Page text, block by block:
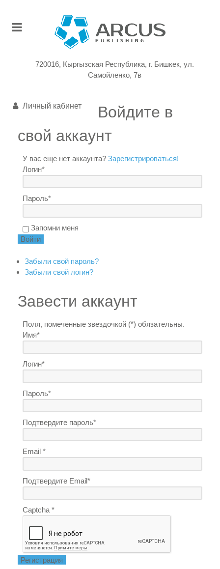
720016, Кыргызская Республика, г. Бишкек, ул.
Самойленко, 7в
Личный кабинет
Войдите в
свой аккаунт
У вас еще нет аккаунта?Зарегистрироваться!
Логин*
Пароль*
Запомни меня
Забыли свой пароль?
Забыли свой логин?
Завести аккаунт
Поля, помеченные звездочкой (*) обязательны.
Имя*
Логин*
Пароль*
Подтвердите пароль*
Email *
Подтвердите Email*
Captcha *
Регистрация